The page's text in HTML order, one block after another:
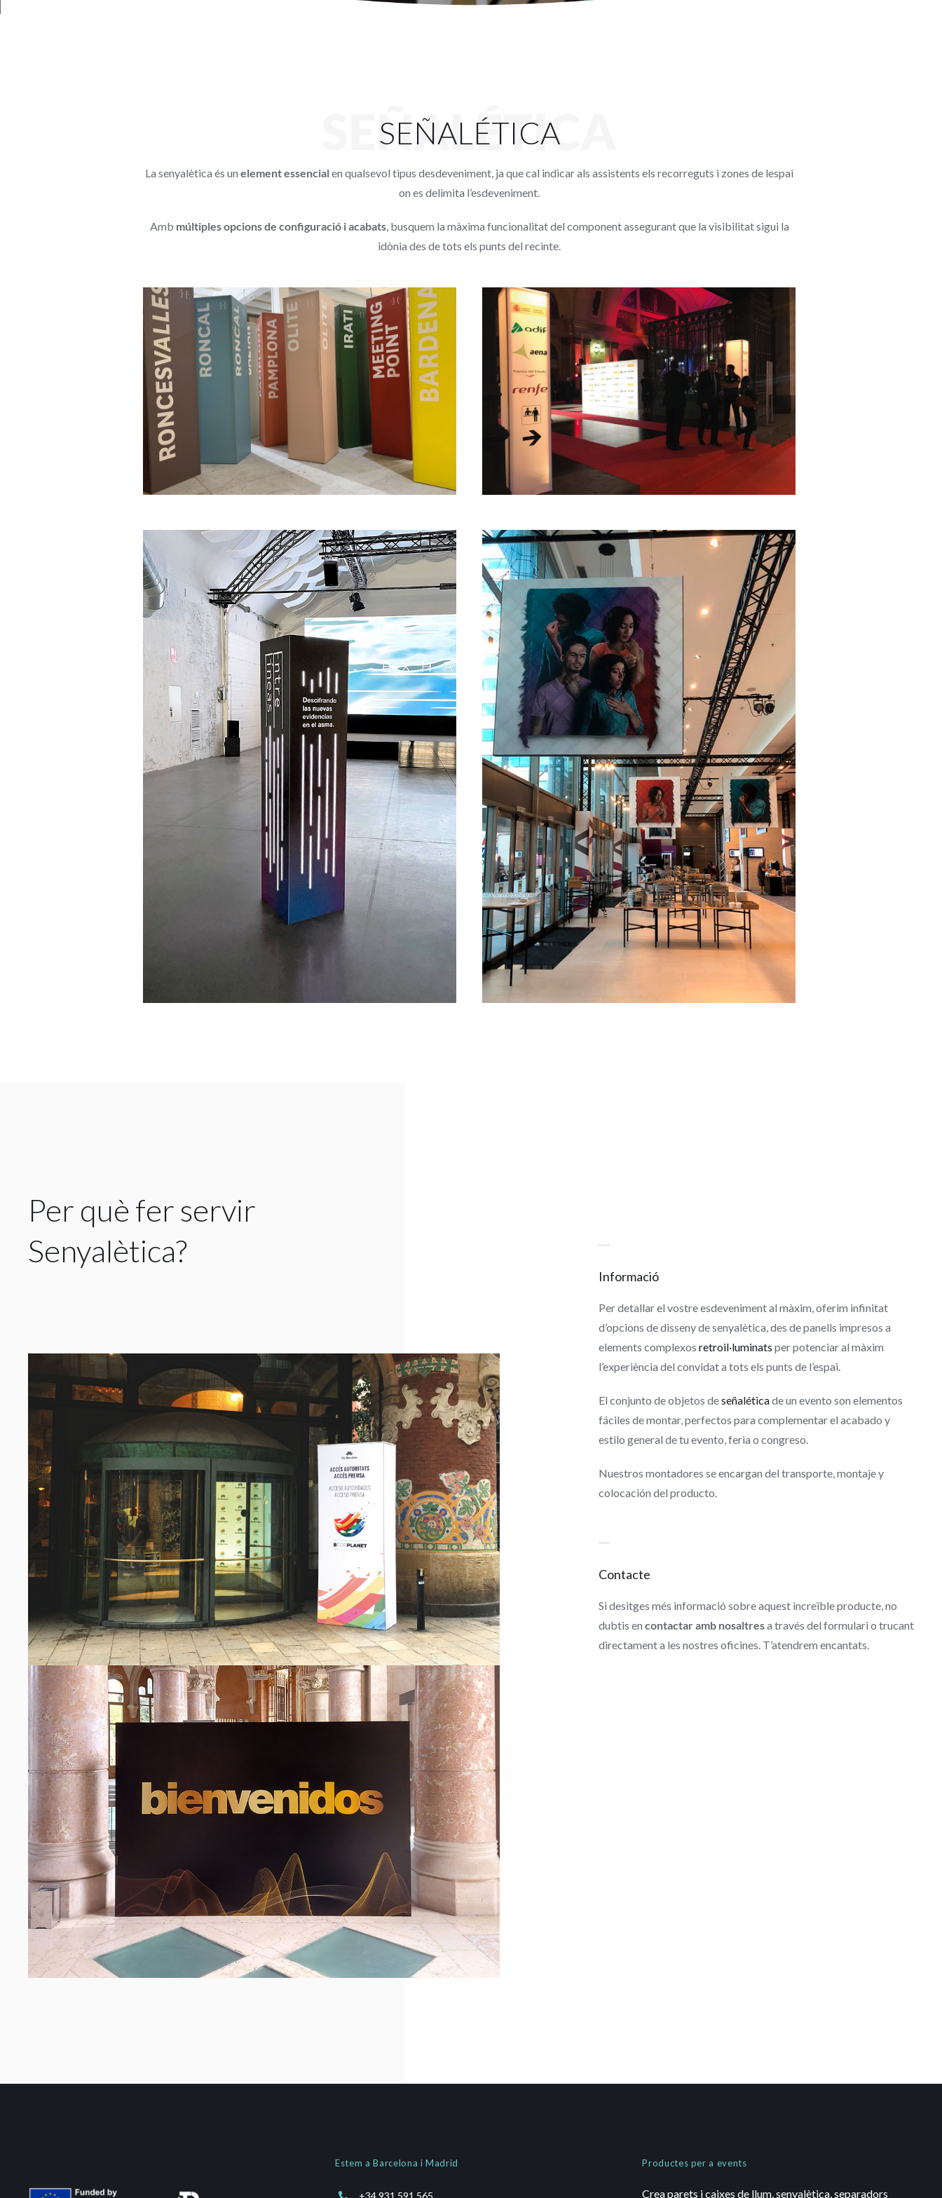
SEÑALÉTICA
SEÑALÉTICA
La senyalètica és unelement essencialen qualsevol tipus desdeveniment, ja que cal indicar als assistents els recorreguts i zones de lespai
on es delimita l’esdeveniment.
Amb múltiples opcions de configuració i acabats, busquem la màxima funcionalitat del component assegurant que la visibilitat sigui la
idònia des de tots els punts del recinte.
Per què fer servir
Senyalètica?
Informació
Per detallar el vostre esdeveniment al màxim, oferim infinitat
d’opcions de disseny de senyalètica, des de panells impresos a
elements complexos retroil·luminats per potenciar al màxim
l’experiència del convidat a tots els punts de l’espai.
El conjunto de objetos deseñaléticade un evento son elementos
fáciles de montar, perfectos para complementar el acabado y
estilo general de tu evento, feria o congreso.
Nuestros montadores se encargan del transporte, montaje y
colocación del producto.
Contacte
Si desitges més informació sobre aquest increïble producte, no
dubtis en contactar amb nosaltresa través del formulari o trucant
directament a les nostres oficines. T’atendrem encantats.
Estem a Barcelona i Madrid
+34 931 591 565
Productes per a events
Crea parets i caixes de llum, senyalètica, separadors